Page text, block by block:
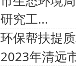
研究工...
环保帮扶提
2023年清远